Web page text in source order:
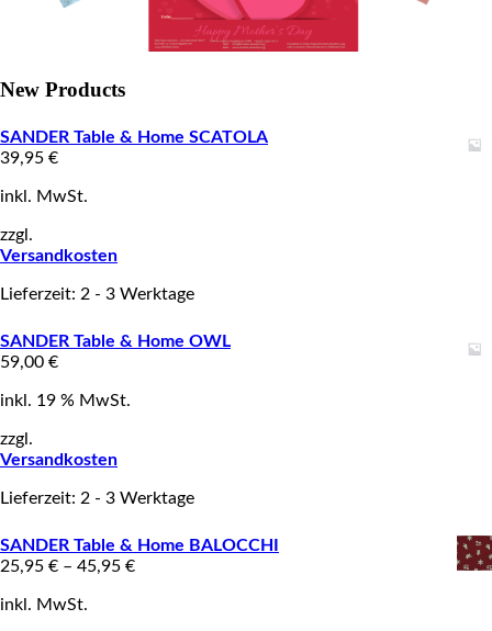
New Products
SANDER Table & Home SCATOLA
39,95 €
inkl. MwSt.
zzgl.
Versandkosten
Lieferzeit: 2 - 3 Werktage
SANDER Table & Home OWL
59,00 €
inkl. 19 % MwSt.
zzgl.
Versandkosten
Lieferzeit: 2 - 3 Werktage
SANDER Table & Home BALOCCHI
25,95 € – 45,95 €
inkl. MwSt.